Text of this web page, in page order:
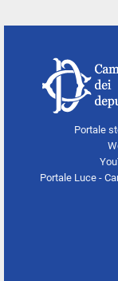
Portale
Portale Luce -